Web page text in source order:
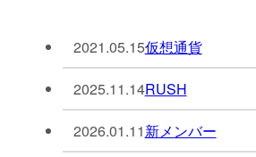
2021.05.15仮想通貨
2025.11.14RUSH
2026.01.11新メンバー